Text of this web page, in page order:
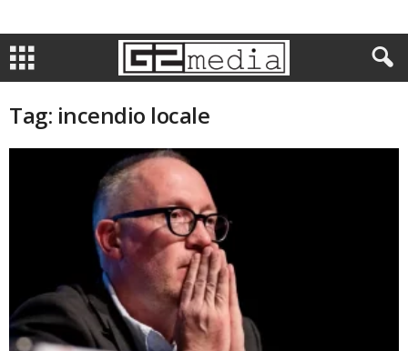
Tag: incendio locale